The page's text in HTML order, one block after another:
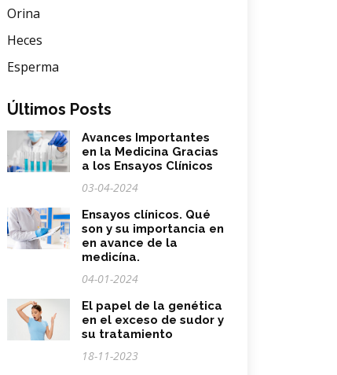
Orina
Heces
Esperma
Últimos Posts
Avances Importantes
en la Medicina Gracias
a los Ensayos Clínicos
03-04-2024
Ensayos clínicos. Qué
son y su importancia en
en avance de la
medicína.
04-01-2024
El papel de la genética
en el exceso de sudor y
su tratamiento
18-11-2023